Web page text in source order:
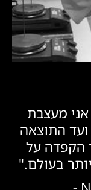
מעצבת
ועד התוצאה
הקפדה על
בעולם."